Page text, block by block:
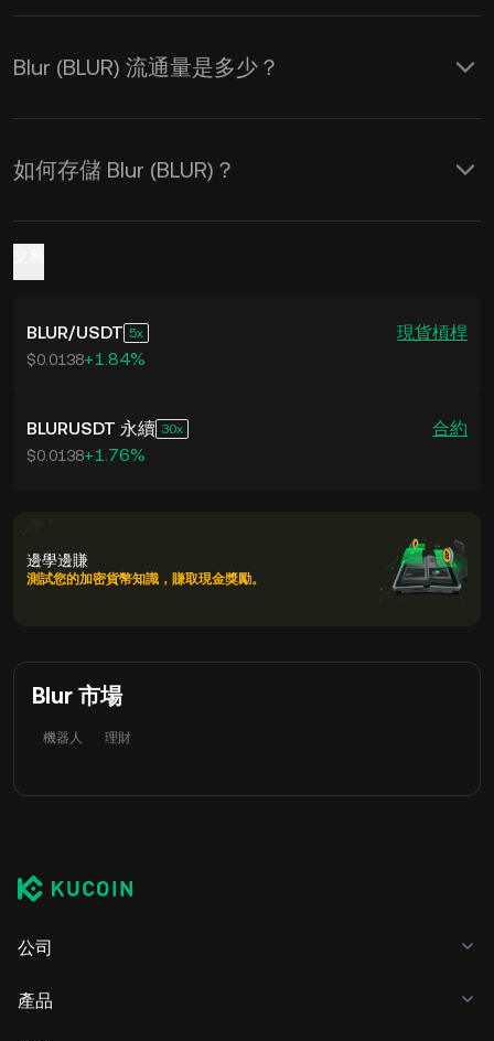
Blur (BLUR) 流通量是多少？
如何存儲 Blur (BLUR)？
BLUR/USDT 5 現貨槓桿
$0.0138+1.84%
BLURUSDT 永續 30 合約
$0.0138+1.76%
邊學邊賺
測試您的加密貨幣知識，賺取現金獎勵。
Blur 市場
機器人 理財
公司
產品